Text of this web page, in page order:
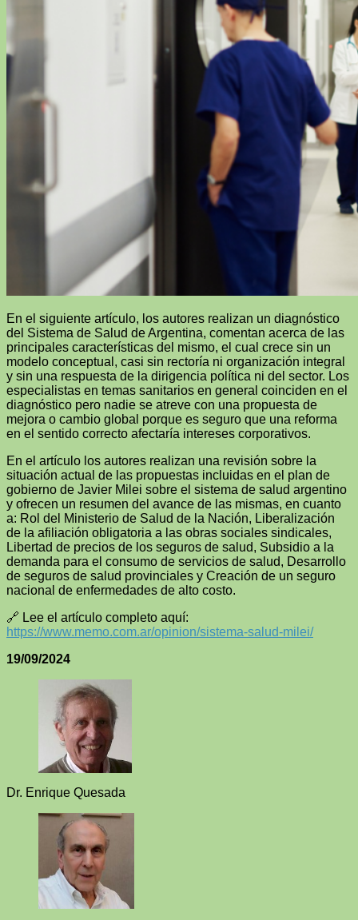
En el siguiente artículo, los autores realizan un diagnóstico
del Sistema de Salud de Argentina, comentan acerca de las
principales características del mismo, el cual crece sin un
modelo conceptual, casi sin rectoría ni organización integral
y sin una respuesta de la dirigencia política ni del sector. Los
especialistas en temas sanitarios en general coinciden en el
diagnóstico pero nadie se atreve con una propuesta de
mejora o cambio global porque es seguro que una reforma
en el sentido correcto afectaría intereses corporativos.
En el artículo los autores realizan una revisión sobre la
situación actual de las propuestas incluidas en el plan de
gobierno de Javier Milei sobre el sistema de salud argentino
y ofrecen un resumen del avance de las mismas, en cuanto
a: Rol del Ministerio de Salud de la Nación, Liberalización
de la afiliación obligatoria a las obras sociales sindicales,
Libertad de precios de los seguros de salud, Subsidio a la
demanda para el consumo de servicios de salud, Desarrollo
de seguros de salud provinciales y Creación de un seguro
nacional de enfermedades de alto costo.
🔗 Lee el artículo completo aquí:
https://www.memo.com.ar/opinion/sistema-salud-milei/
19/09/2024
Dr. Enrique Quesada